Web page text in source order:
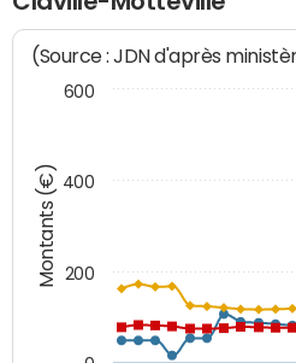
Montants (€)
(Source : JDN d'après
200
400
600